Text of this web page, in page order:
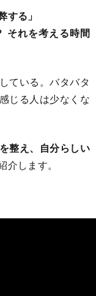
する」
それを考える時間
ている。バタバタ
じる人は少なくな
整え、自分らしい
介します。